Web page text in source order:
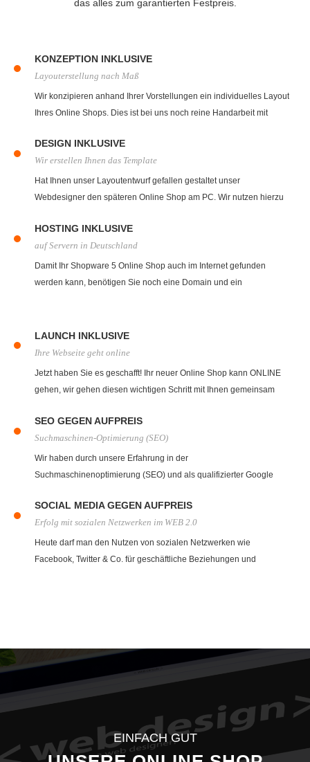
das alles zum garantierten Festpreis.
KONZEPTION INKLUSIVE
Layouterstellung nach Maß
Wir konzipieren anhand Ihrer Vorstellungen ein individuelles Layout
Ihres Online Shops. Dies ist bei uns noch reine Handarbeit mit
uns einen Layoutentwurf.
DESIGN INKLUSIVE
Wir erstellen Ihnen das Template
Hat Ihnen unser Layoutentwurf gefallen gestaltet unser
Webdesigner den späteren Online Shop am PC. Wir nutzen hierzu
neuen Online Shops.
HOSTING INKLUSIVE
auf Servern in Deutschland
Damit Ihr Shopware 5 Online Shop auch im Internet gefunden
werden kann, benötigen Sie noch eine Domain und ein
LAUNCH INKLUSIVE
Ihre Webseite geht online
Jetzt haben Sie es geschafft! Ihr neuer Online Shop kann ONLINE
gehen, wir gehen diesen wichtigen Schritt mit Ihnen gemeinsam
SEO GEGEN AUFPREIS
Suchmaschinen-Optimierung (SEO)
Wir haben durch unsere Erfahrung in der
Suchmaschinenoptimierung (SEO) und als qualifizierter Google
SOCIAL MEDIA GEGEN AUFPREIS
Erfolg mit sozialen Netzwerken im WEB 2.0
Heute darf man den Nutzen von sozialen Netzwerken wie
Facebook, Twitter & Co. für geschäftliche Beziehungen und
EINFACH GUT